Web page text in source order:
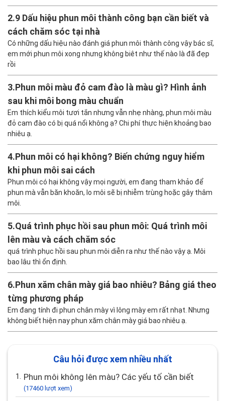
2.9 Dấu hiệu phun môi thành công bạn cần biết và
cách chăm sóc tại nhà
Có những dấu hiệu nào đánh giá phun môi thành công vậy bác sĩ,
em mới phun môi xong nhưng không biêt như thế nào là đã đẹp
rồi
3.Phun môi màu đỏ cam đào là màu gì? Hình ảnh
sau khi môi bong màu chuẩn
Em thích kiểu môi tươi tắn nhưng vẫn nhẹ nhàng, phun môi màu
đỏ cam đào có bị quá nổi không ạ? Chi phí thực hiện khoảng bao
nhiêu ạ.
4.Phun môi có hại không? Biến chứng nguy hiểm
khi phun môi sai cách
Phun môi có hại không vậy mọi người, em đang tham khảo để
phun mà vẫn băn khoăn, lo môi sẽ bị nhiễm trùng hoặc gây thâm
môi.
5.Quá trình phục hồi sau phun môi: Quá trình môi
lên màu và cách chăm sóc
quá trình phục hồi sau phun môi diễn ra như thế nào vậy ạ. Môi
bao lâu thì ổn định.
6.Phun xăm chân mày giá bao nhiêu? Bảng giá theo
từng phương pháp
Em đang tính đi phun chân mày vì lông mày em rất nhạt. Nhưng
không biết hiện nay phun xăm chân mày giá bao nhiêu ạ.
Câu hỏi được xem nhiều nhất
1. Phun môi không lên màu? Các yếu tố cần biết
(17460 lượt xem)